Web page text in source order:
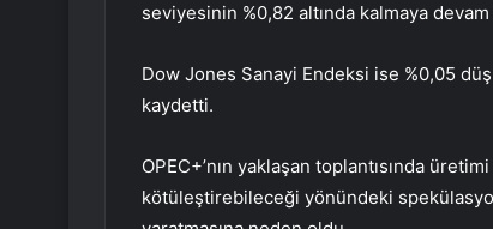
seviyesinin %0,82 altında kalmaya
Dow Jones Sanayi Endeksi ise %0,05
kaydetti.
OPEC+’nın yaklaşan toplantısında
kötüleştirebileceği yönündeki